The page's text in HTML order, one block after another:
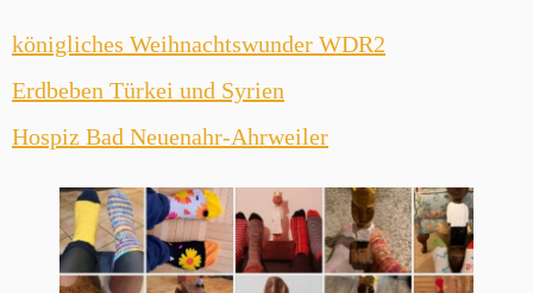
königliches Weihnachtswunder WDR2
Erdbeben Türkei und Syrien
Hospiz Bad Neuenahr-Ahrweiler